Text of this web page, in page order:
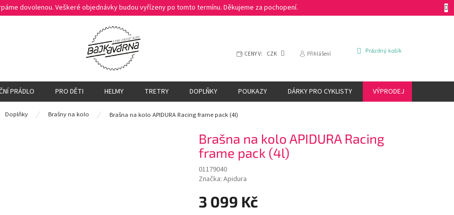
dovolenou. Veškeré objednávky budou vyřízeny po tomto termínu. Děkujeme za pochopení.
CENY V: CZK Přihlášení
NÁKUPNÍ
Prázdný košík
PRÁDLO PRO DĚTI HELMY TRETRY DOPLŇKY POUKAZY DÁRKY PRO CYKLISTY VÝPRODEJ
Doplňky Brašny na kolo Brašna na kolo APIDURA Racing frame pack (4l)
Brašna na kolo APIDURA Racing
frame pack (4l)
01179040
Značka: Apidura
3 099 Kč